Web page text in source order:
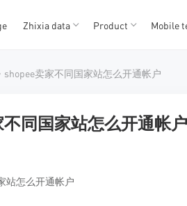
Zhixia data Product Mobile
shopee卖家不同国家站怎么开通帐户
同国家站怎么开通帐户
站怎么开通帐户